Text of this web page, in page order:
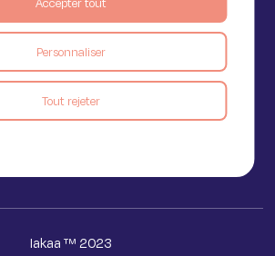
Personnaliser
Tout rejeter
11 Rue de Provence,
75009 Paris
Voir le blog
Iakaa ™ 2023